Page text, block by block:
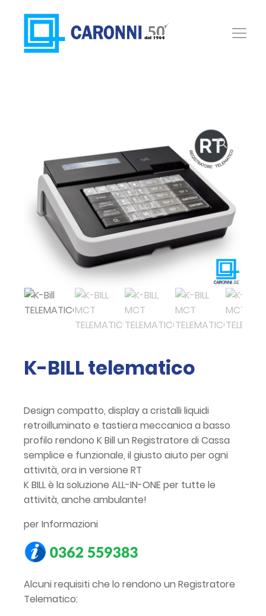
K-BILL telematico
Design compatto, display a cristalli liquidi
retroilluminato e tastiera meccanica a basso
profilo rendono K Bill un Registratore di Cassa
semplice e funzionale, il giusto aiuto per ogni
attività, ora in versione RT
K BILL è la soluzione ALL-IN-ONE per tutte le
attività, anche ambulante!
per Informazioni
Alcuni requisiti che lo rendono un Registratore
Telematico: